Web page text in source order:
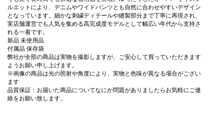
ルエットにより、デニムやワイドパンツとも自然に合わせやすいデザイン
となっています。細かな刺繍ディテールや縫製部分まで丁寧に再現され、
実店舗運営でも人気を集める高完成度モデルとして幅広い年代から支持さ
れる一着です。
新品 未使用品
付属品 保存袋
弊社が全部の商品は実物を撮影しますが、ご安心して買っていただきます
ようお願い申し上げます。
※画像の商品は光の照射や角度により、実物と色味が異なる場合がござい
ます
品質保証：お届いた商品についてなにか問題がありましたらお気軽にご連
絡をお願い致します。